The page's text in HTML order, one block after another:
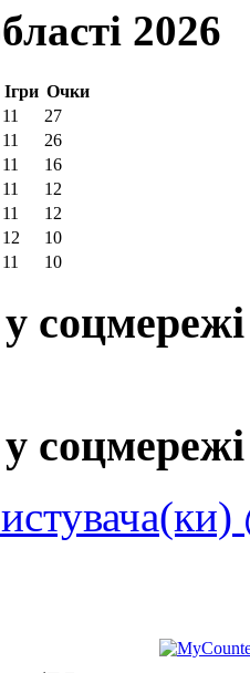
2026
Ігри Очки
11
27
11
26
11
16
11
12
11
12
12
10
11 10